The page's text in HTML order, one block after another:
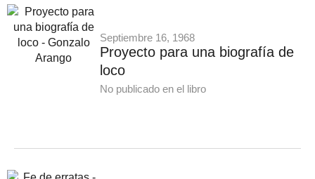
Septiembre 16, 1968
Proyecto para una biografía de
loco
No publicado en el libro